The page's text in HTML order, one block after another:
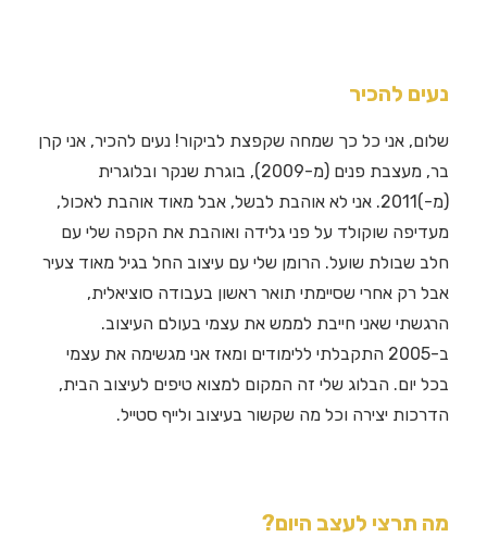
נעים להכיר
שלום, אני כל כך שמחה שקפצת לביקור! נעים להכיר, אני קרן
בר, מעצבת פנים (מ-2009), בוגרת שנקר ובלוגרית
(מ-)2011. אני לא אוהבת לבשל, אבל מאוד אוהבת לאכול,
מעדיפה שוקולד על פני גלידה ואוהבת את הקפה שלי עם
חלב שבולת שועל. הרומן שלי עם עיצוב החל בגיל מאוד צעיר
אבל רק אחרי שסיימתי תואר ראשון בעבודה סוציאלית,
הרגשתי שאני חייבת לממש את עצמי בעולם העיצוב.
ב-2005 התקבלתי ללימודים ומאז אני מגשימה את עצמי
בכל יום. הבלוג שלי זה המקום למצוא טיפים לעיצוב הבית,
הדרכות יצירה וכל מה שקשור בעיצוב ולייף סטייל.
מה תרצי לעצב היום?